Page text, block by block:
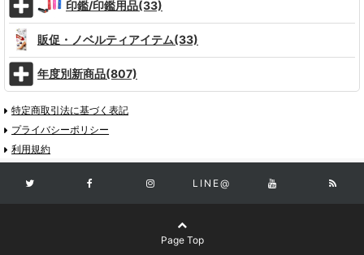
印鑑/印鑑用品(33)
販促・ノベルティアイテム(33)
年度別新商品(807)
特定商取引法に基づく表記
プライバシーポリシー
利用規約
LINE@
Page Top